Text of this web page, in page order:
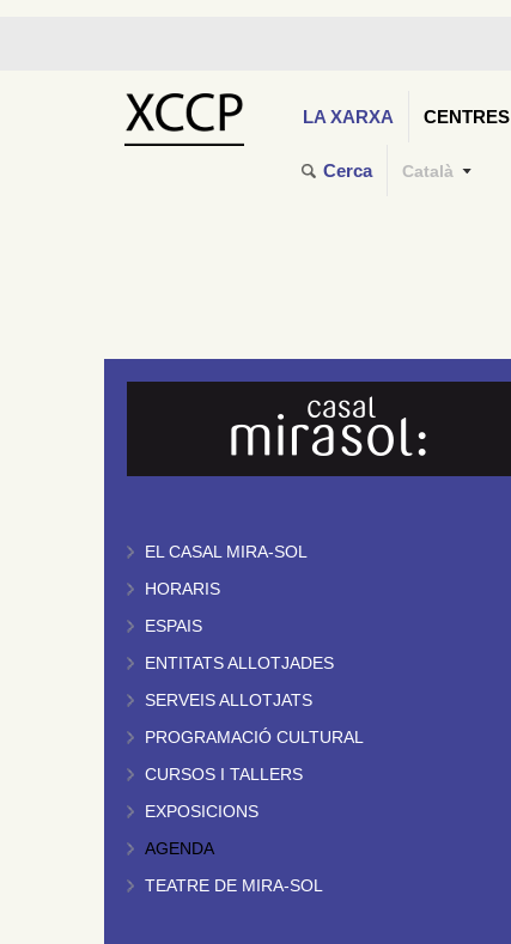
LA XARXA CENTRES
Cerca Català
EL CASAL MIRA-SOL
HORARIS
ESPAIS
ENTITATS ALLOTJADES
SERVEIS ALLOTJATS
PROGRAMACIÓ CULTURAL
CURSOS I TALLERS
EXPOSICIONS
AGENDA
TEATRE DE MIRA-SOL